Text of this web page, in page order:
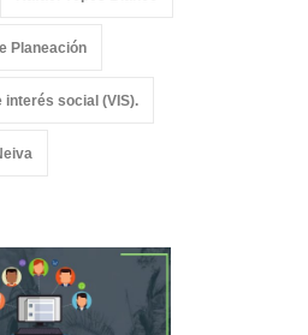
Planeación
interés social (VIS).